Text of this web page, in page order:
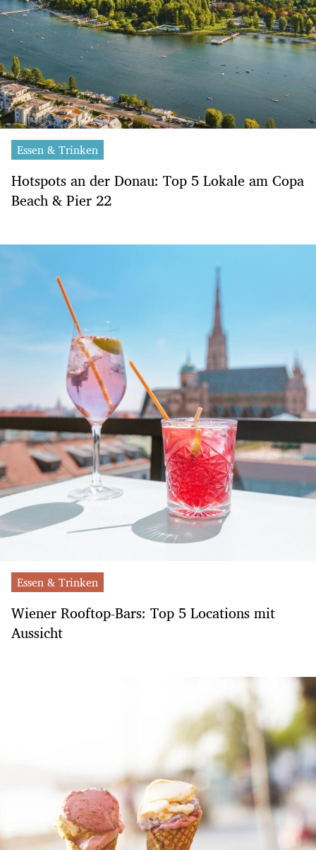
Essen & Trinken
Hotspots an der Donau: Top 5 Lokale am Copa
Beach & Pier 22
Essen & Trinken
Wiener Rooftop-Bars: Top 5 Locations mit
Aussicht